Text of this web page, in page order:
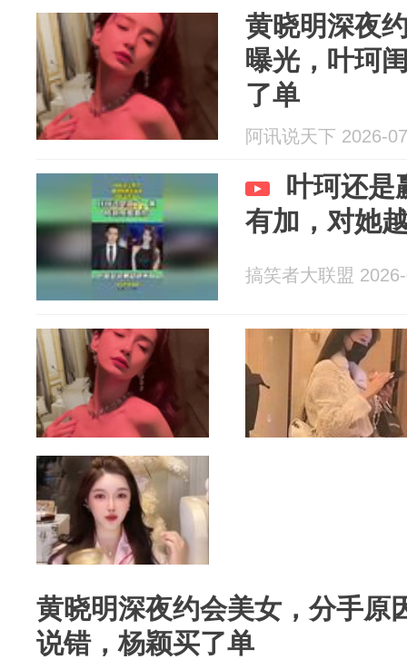
黄晓明深夜
曝光，叶珂
了单
阿讯说天下 2026-
叶珂还是
有加，对她
搞笑者大联盟
黄晓明深夜约会美女，分手原
说错，杨颖买了单